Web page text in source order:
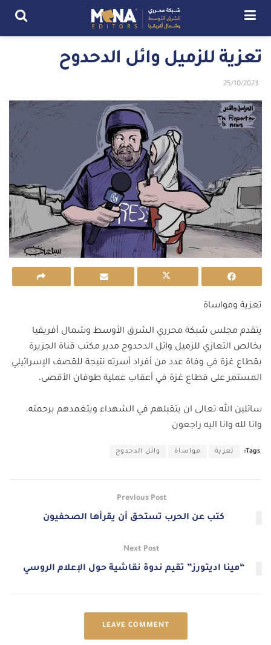
تعزية للزميل وائل الدحدوح
25/10/2023
تعزية ومواساة
يتقدم مجلس شبكة محرري الشرق الأوسط وشمال أفريقيا
بخالص التعازي للزميل وائل الدحدوح مدير مكتب قناة الجزيرة
بقطاع غزة في وفاة عدد من أفراد أسرته نتيجة للقصف الإسرائيلي
المستمر على قطاع غزة في أعقاب عملية طوفان الأقصى،
سائلين الله تعالى ان يتقبلهم في الشهداء ويتغمدهم برحمته،
وانا لله وانا اليه راجعون
Tags: تعزية مواساة وائل الدحدوح
Previous Post
كتب عن الحرب تستحق أن يقرأها الصحفيون
Next Post
“مينا اديتورز” تقيم ندوة نقاشية حول الإعلام الروسي
LEAVE COMMENT